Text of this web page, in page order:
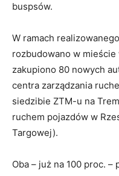
buspsów.
W ramach
rozbudowano w
zakupiono 80 nowych
centra zarządzania
siedzibie ZTM-u na
ruchem pojazdów w
Targowej).
Oba – już na 100 proc. –